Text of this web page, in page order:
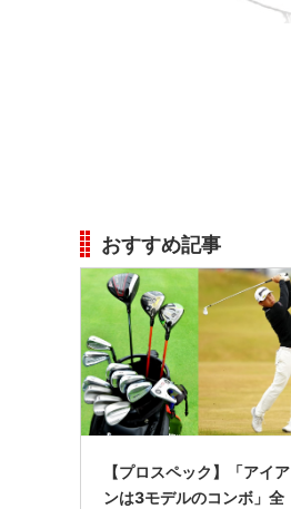
おすすめ記事
【プロスペック】「アイア
ンは3モデルのコンボ」全